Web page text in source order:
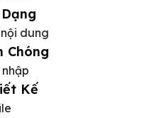
dung
Chóng
Kế